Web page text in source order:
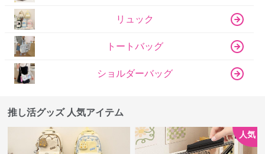
リュック
トートバッグ
ショルダーバッグ
推し活グッズ 人気アイテム
人気